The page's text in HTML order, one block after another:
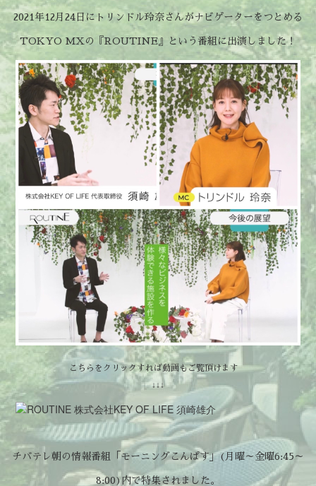
2021年12月24日にトリンドル玲奈さんがナビゲーターをつとめる
TOKYO MXの『ROUTINE』という番組に出演しました！
こちらをクリックすれば動画もご覧頂けます
↓↓↓
チバテレ朝の情報番組「モーニングこんぱす」(月曜～金曜6:45～
8:00)内で特集されました。